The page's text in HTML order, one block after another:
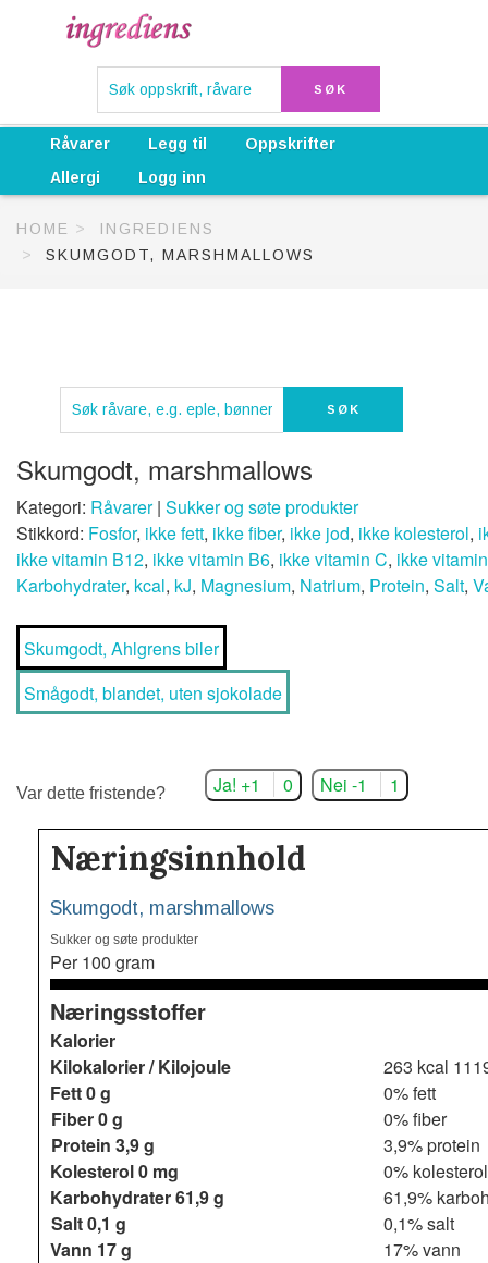
Råvarer Legg til
Oppskrifter
Allergi
Logg inn
HOME
INGREDIENS
SKUMGODT, MARSHMALLOWS
Skumgodt, marshmallows
Kategori: Råvarer| Sukker og søte produkter
Stikkord: Fosfor, ikke fett, ikke fiber, ikke jod, ikke kolesterol,
ikke vitamin B12, ikke vitamin B6, ikke vitamin C, ikke
Karbohydrater, kcal, kJ, Magnesium, Natrium, Protein, Salt,
Skumgodt, Ahlgrens biler
Smågodt, blandet, uten sjokolade
Var dette fristende? Ja! +1 0 Nei -1 1
Næringsinnhold
Skumgodt, marshmallows
Sukker og søte produkter
Per 100 gram
Næringsstoffer
Kalorier
Kilokalorier / Kilojoule
263 kcal
Fett0 g
0% fett
Fiber0 g
0% fiber
Protein 3,9 g
3,9% protein
Kolesterol0 mg
0% kolesterol
Karbohydrater61,9 g
61,9%
Salt0,1 g
0,1% salt
Vann 17 g 17% vann